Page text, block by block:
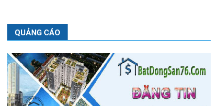
QUẢNG CÁO